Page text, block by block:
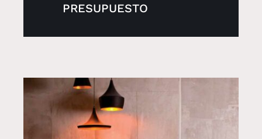
PRESUPUESTO